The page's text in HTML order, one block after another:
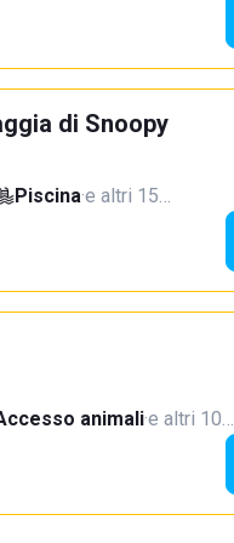
di Snoopy
Piscina·e altri 15…
animali·e altri 10…